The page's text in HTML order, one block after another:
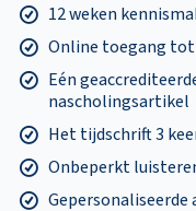
12 weken
Online toegang
Eén
nascholingsartikel
Het tijdschrift 3
Onbeperkt